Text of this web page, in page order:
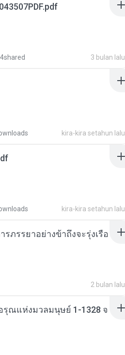
3 bulan lalu
kira-kira setahun lalu
kira-kira setahun lalu
ภรรยาอย่างข้าถึงจะรุ่งเรือ
2 bulan lalu
รุณแห่งมวลมนุษย์ 1-1328 จ